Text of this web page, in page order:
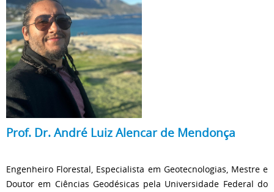
Prof. Dr. André Luiz Alencar de Mendonça
Engenheiro Florestal, Especialista em Geotecnologias, Mestre e
Doutor em Ciências Geodésicas pela Universidade Federal do